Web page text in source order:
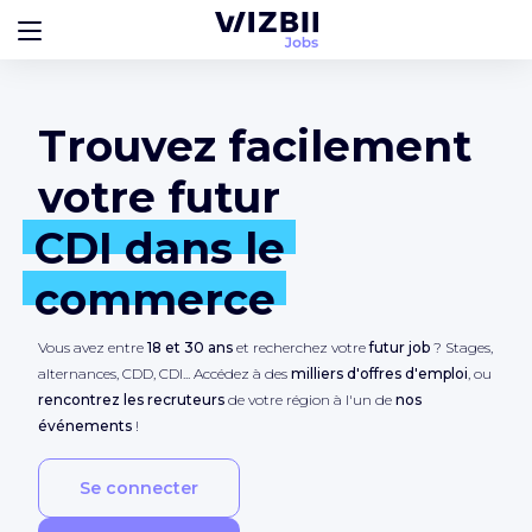
Trouvez facilement
votre futur
CDI dans le
commerce
Vous avez entre 18 et 30 ans et recherchez votrefutur job ? Stages,
alternances, CDD, CDI... Accédez à des milliers d'offres d'emploi, ou
rencontrez les recruteurs de votre région à l'un de nos
événements !
Se connecter